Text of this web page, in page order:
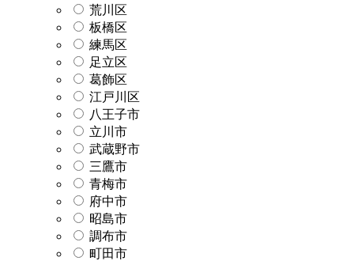
荒川区
板橋区
練馬区
足立区
葛飾区
江戸川区
八王子市
立川市
武蔵野市
三鷹市
青梅市
府中市
昭島市
調布市
町田市